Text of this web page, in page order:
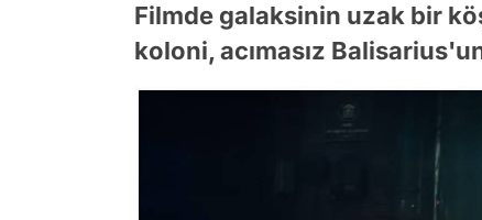
Filmde galaksinin uzak bir
koloni, acımasız